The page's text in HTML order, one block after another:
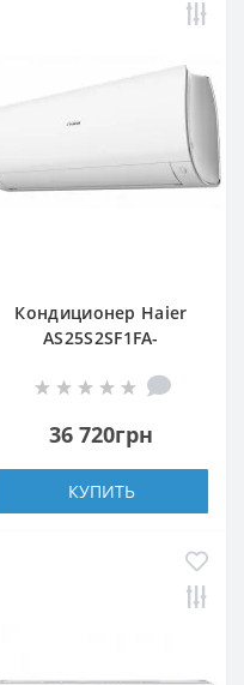
Кондиционер Haier
AS25S2SF1FA-
36 720грн
КУПИТЬ